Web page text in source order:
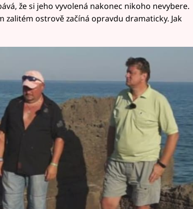
že si jeho vyvolená nakonec nikoho nevybere.
zalitém ostrově začíná opravdu dramaticky. Jak